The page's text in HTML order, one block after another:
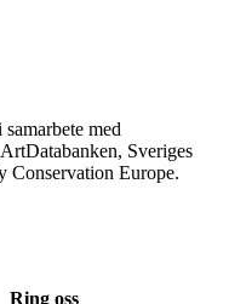
med
Sveriges
Conservation Europe.
Ring oss